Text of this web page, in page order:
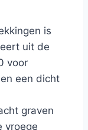
is
uit de
voor
een dicht
graven
vroege